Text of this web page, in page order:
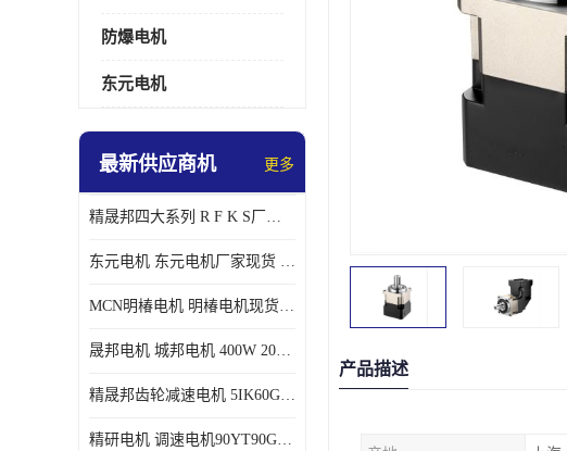
防爆电机
东元电机
最新供应商机 更多
精晟邦四大系列 R F K S厂家现货 批发价格
东元电机 东元电机厂家现货 东元电机批发价格
MCN明椿电机 明椿电机现货 明椿电机批发价格
晟邦电机 城邦电机 400W 200W 库电机 德大库 臂电机
精晟邦齿轮减速电机 5IK60GU-CF/5IK60RGU-CF调速电机厂家现货批发价格
精研电机 调速电机90YT90GV22厂家现货批发价格
产品描述